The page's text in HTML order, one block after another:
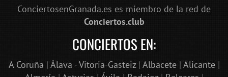
ConciertosenGranada.es es miembro de la red de
Conciertos.club
CONCIERTOS EN:
A Coruña | Álava - Vitoria-Gasteiz| Albacete| Alicante|